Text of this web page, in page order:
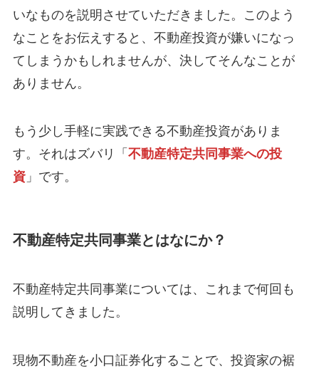
いなものを説明させていただきました。このよう
なことをお伝えすると、不動産投資が嫌いになっ
てしまうかもしれませんが、決してそんなことが
ありません。
もう少し手軽に実践できる不動産投資がありま
す。それはズバリ「 不動産特定共同事業への投
資」です。
不動産特定共同事業とはなにか？
不動産特定共同事業については、これまで何回も
説明してきました。
現物不動産を小口証券化することで、投資家の裾